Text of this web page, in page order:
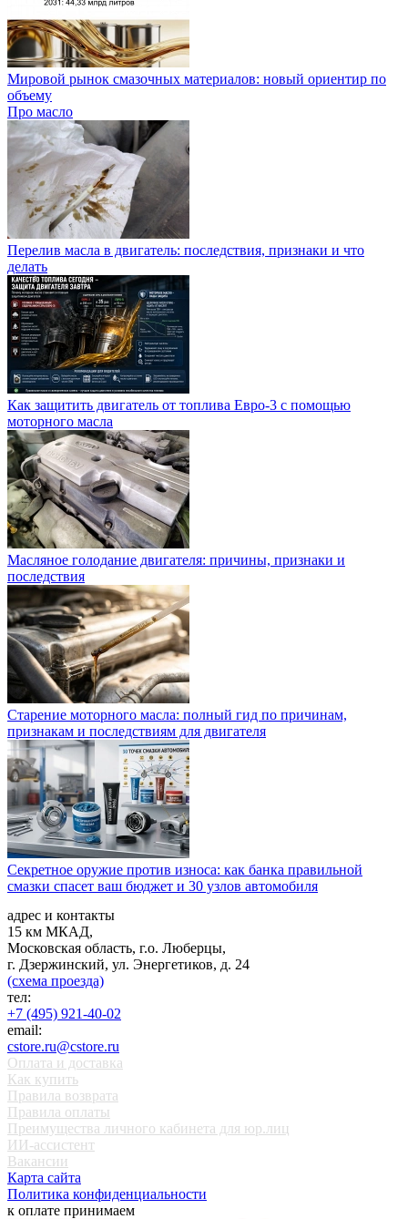
Мировой рынок смазочных материалов: новый ориентир по
объему
Про масло
Перелив масла в двигатель: последствия, признаки и что
делать
Как защитить двигатель от топлива Евро-3 с помощью
моторного масла
Масляное голодание двигателя: причины, признаки и
последствия
Старение моторного масла: полный гид по причинам,
признакам и последствиям для двигателя
Секретное оружие против износа: как банка правильной
смазки спасет ваш бюджет и 30 узлов автомобиля
адрес и контакты
15 км МКАД,
Московская область, г.о. Люберцы,
г. Дзержинский, ул. Энергетиков, д. 24
(схема проезда)
тел:
+7 (495) 921-40-02
email:
cstore.ru@cstore.ru
Оплата и доставка
Как купить
Правила возврата
Правила оплаты
Преимущества личного кабинета для юр.лиц
ИИ-ассистент
Вакансии
Карта сайта
Политика конфиденциальности
к оплате принимаем